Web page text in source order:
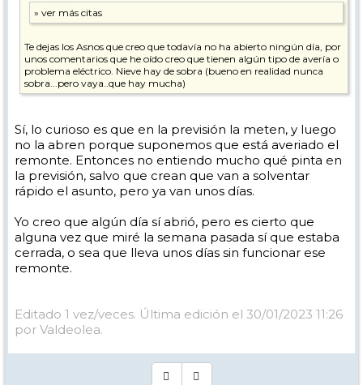
Te dejas los Asnos que creo que todavía no ha abierto ningún día, por
unos comentarios que he oído creo que tienen algún tipo de avería o
problema eléctrico. Nieve hay de sobra (bueno en realidad nunca
sobra...pero vaya..que hay mucha)
Sí, lo curioso es que en la previsión la meten, y luego
no la abren porque suponemos que está averiado el
remonte. Entonces no entiendo mucho qué pinta en
la previsión, salvo que crean que van a solventar
rápido el asunto, pero ya van unos días.
Yo creo que algún día sí abrió, pero es cierto que
alguna vez que miré la semana pasada sí que estaba
cerrada, o sea que lleva unos días sin funcionar ese
remonte.
Editado 1 vez/veces. Última edición el 30/01/2023 11:26
por Valdeolea.